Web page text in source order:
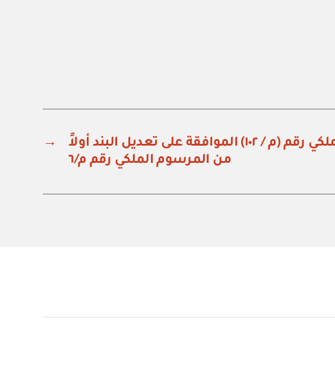
→
مرسوم ملكي رقم (م / ١٠٢) الموافقة على تعديل البند أولاً
من المرسوم الملكي رقم م/٦